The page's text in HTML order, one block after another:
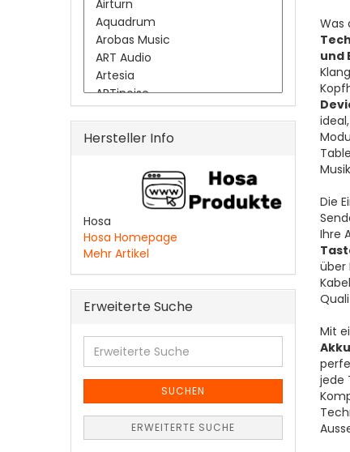
Was
und
Die
Ihre
über
Mit
jede
Hersteller Info
Hosa
Hosa Homepage
Mehr Artikel
Erweiterte Suche
Erweiterte
Suche
SUCHEN
ERWEITERTE SUCHE